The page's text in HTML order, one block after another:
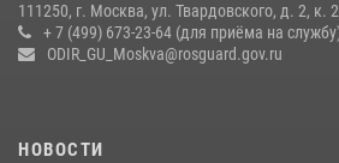
Охрану общественного порядка и
111250, г. Москва, ул. Твардовского, д. 2, к. 2
+ 7 (499) 673-23-64 (для приёма на
ODIR_GU_Moskva@rosguard.gov.ru
НОВОСТИ